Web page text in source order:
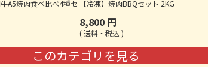
牛A5焼肉食べ比べ4種セ
【冷凍】焼肉BBQセット 2KG
8,800
送料・税込
このカテゴリを見る